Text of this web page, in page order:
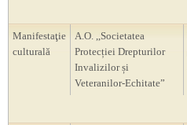
Manifestaţie
culturală
A.O. ,,Societatea
Protecției Drepturilor
Invalizilor și
Veteranilor-Echitate”